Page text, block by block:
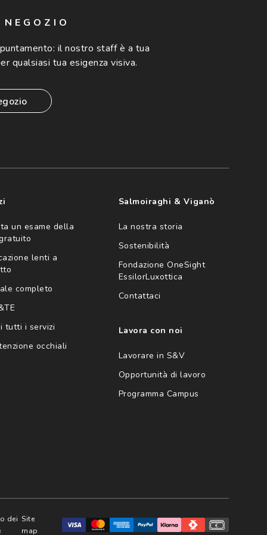
il nostro staff è a tua
qualsiasi tua esigenza visiva.
un esame della
lenti a
completo
tutti i servizi
occhiali
Salmoiraghi & Viganò
La nostra storia
Sostenibilità
Fondazione OneSight
EssilorLuxottica
Contattaci
Lavora con noi
Lavorare in S&V
Opportunità di lavoro
Programma Campus
dei Site
map